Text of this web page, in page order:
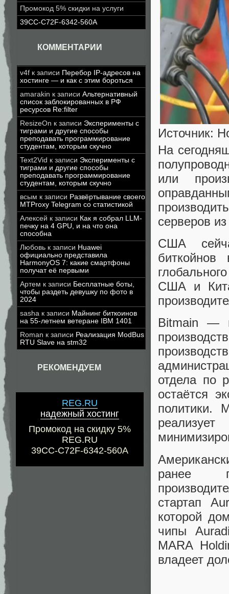
Промокод 5% скидки на услуги
39CC-C72F-6342-560A
КОММЕНТАРИИ
v4f к записи Перебор IP-адресов на
хостинге — и как с этим бороться
amarakin к записи Альтернативный
список заблокированных в РФ
ресурсов Re:filter
ResizeOn к записи Эксперименты с
тиграми и другие способы
преподавать программирование
студентам, которым скучно
Text2Vid к записи Эксперименты с
тиграми и другие способы
преподавать программирование
студентам, которым скучно
всым к записи Развёртывание своего
MTProxy Telegram со статистикой
Алексей к записи Как я собрал LLM-
печку на 4 GPU, и на что она
способна
Любовь к записи Huawei
официально представила
HarmonyOS 7: какие смартфоны
получат её первыми
Артем к записи Бесплатные боты,
чтобы раздеть девушку по фото в
2024
sasha к записи Майнинг биткоинов
на 55-летнем ветеране IBM 1401
Roman к записи Реализация ModBus
RTU Slave на stm32
РЕКОМЕНДУЕМ
REG.RU
надежный хостинг
Промокод на скидку 5%
REG.RU
39CC-C72F-6342-560A
Источник:
На
или
серверов
США
США и
Bitmain —
отдела по
остаётся
политики.
ранее
стартап
которой
чипы
MARA
владеет